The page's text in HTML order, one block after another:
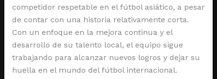
competidor respetable en el fútbol asiático, a pesar
de contar con una historia relativamente corta.
Con un enfoque en la mejora continua y el
desarrollo de su talento local, el equipo sigue
trabajando para alcanzar nuevos logros y dejar su
huella en el mundo del fútbol internacional.